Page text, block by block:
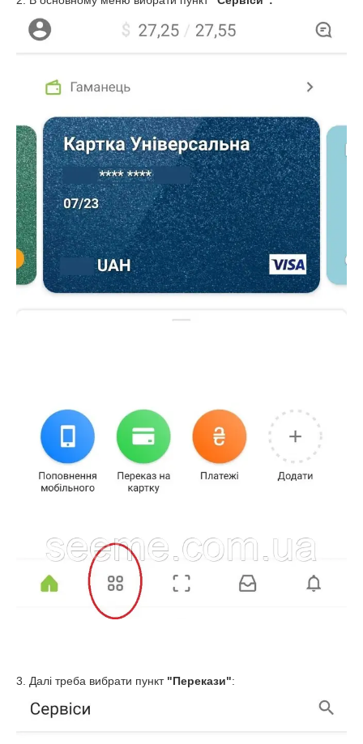
3. Далі треба вибрати пункт "Перекази":